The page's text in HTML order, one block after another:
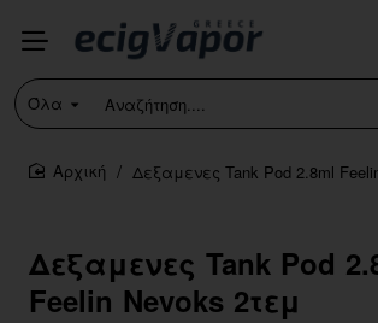
Όλα
Αναζήτηση....
Δεξαμενες Tank Pod
Feelin Nevoks 2τεμ
home
Δεξαμενες Tank Pod 2.8ml